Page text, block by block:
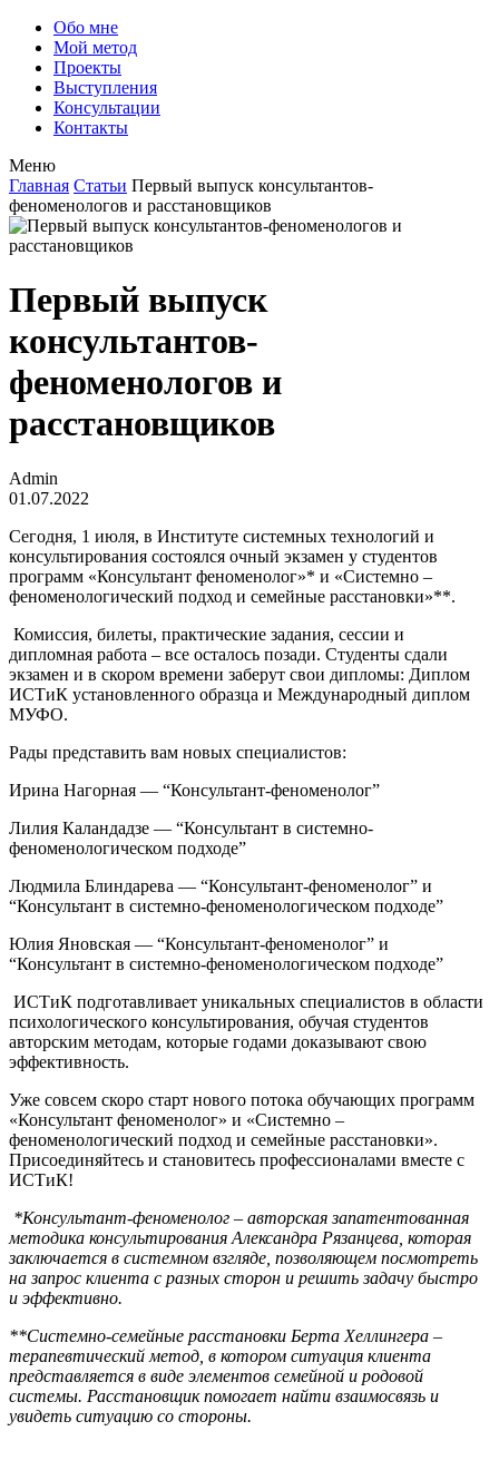
Обо мне
Мой метод
Проекты
Выступления
Консультации
Контакты
Меню
Главная Статьи Первый выпуск консультантов-
феноменологов и расстановщиков
Первый выпуск
консультантов-
феноменологов и
расстановщиков
Admin
01.07.2022
Сегодня, 1 июля, в Институте системных технологий и
консультирования состоялся очный экзамен у студентов
программ «Консультант феноменолог»* и «Системно –
феноменологический подход и семейные расстановки»**.
Комиссия, билеты, практические задания, сессии и
дипломная работа – все осталось позади. Студенты сдали
экзамен и в скором времени заберут свои дипломы: Диплом
ИСТиК установленного образца и Международный диплом
МУФО.
Рады представить вам новых специалистов:
Ирина Нагорная — “Консультант-феноменолог”
Лилия Каландадзе — “Консультант в системно-
феноменологическом подходе”
Людмила Блиндарева — “Консультант-феноменолог” и
“Консультант в системно-феноменологическом подходе”
Юлия Яновская — “Консультант-феноменолог” и
“Консультант в системно-феноменологическом подходе”
ИСТиК подготавливает уникальных специалистов в области
психологического консультирования, обучая студентов
авторским методам, которые годами доказывают свою
эффективность.
Уже совсем скоро старт нового потока обучающих программ
«Консультант феноменолог» и «Системно –
феноменологический подход и семейные расстановки».
Присоединяйтесь и становитесь профессионалами вместе с
ИСТиК!
*Консультант-феноменолог – авторская запатентованная
методика консультирования Александра Рязанцева, которая
заключается в системном взгляде, позволяющем посмотреть
на запрос клиента с разных сторон и решить задачу быстро
и эффективно.
**Системно-семейные расстановки Берта Хеллингера –
терапевтический метод, в котором ситуация клиента
представляется в виде элементов семейной и родовой
системы. Расстановщик помогает найти взаимосвязь и
увидеть ситуацию со стороны.